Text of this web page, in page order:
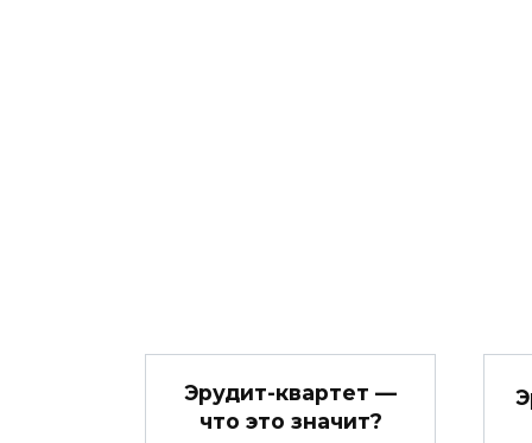
Эрудит-квартет —
что это значит?